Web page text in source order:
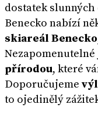
dostatek
Benecko nabízí
skiareál Benecko
přírodou, které
Doporučujeme
to ojedinělý